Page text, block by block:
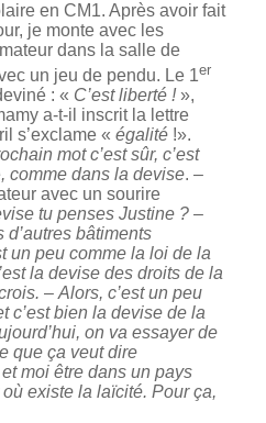
en CM1. Après avoir fait
je monte avec les
dans la salle de
un jeu de pendu. Le 1er
: « C’est liberté !»,
a-t-il inscrit la lettre
s’exclame « égalité!».
mot c’est sûr, c’est
, comme dans la devise. –
avec un sourire
tu penses Justine ?–
d’autres bâtiments
un peu comme la loi de la
la devise des droits de la
–Alors, c’est un peu
c’est bien la devise de la
on va essayer de
que ça veut dire
moi être dans un pays
existe la laïcité. Pour ça,